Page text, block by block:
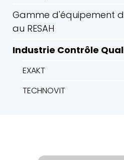
Gamme d'équipement
au RESAH
Industrie Contrôle
EXAKT
TECHNOVIT